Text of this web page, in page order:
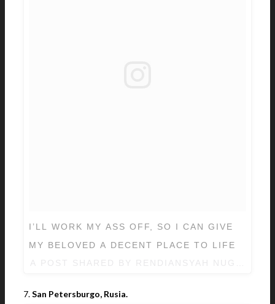
I’LL WORK MY ASS OFF, SO I CAN GIVE
MY BELOVED A DECENT PLACE TO LIFE
7.San Petersburgo, Rusia.